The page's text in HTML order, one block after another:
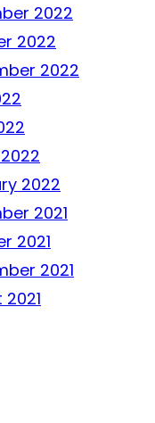
2022
2022
2022
2022
2021
2021
2021